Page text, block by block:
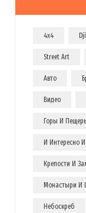
4x4 Dji
Street Art
Авто
Видео
Горы И
И Интересно
Крепости И
Монастыри И
Небоскреб